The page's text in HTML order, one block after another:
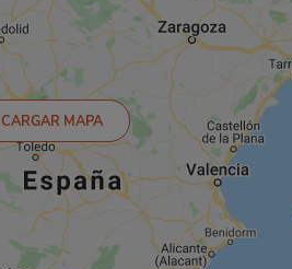
CARGAR MAPA